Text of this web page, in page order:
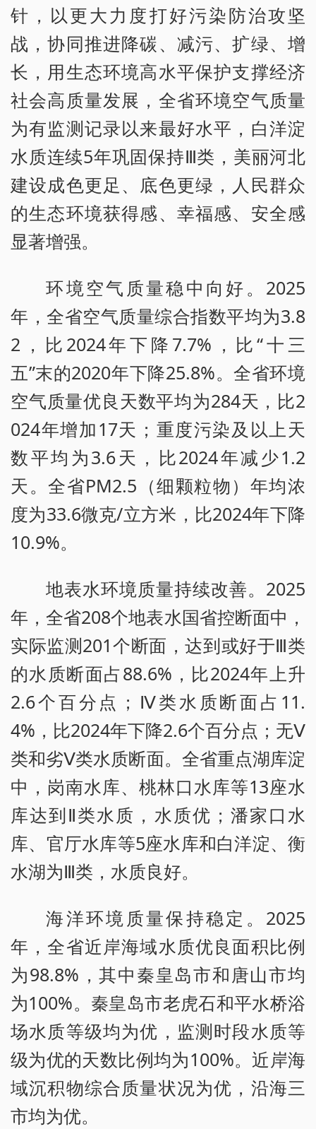
针，以更大力度打好污染防治攻坚
战，协同推进降碳、减污、扩绿、增
长，用生态环境高水平保护支撑经济
社会高质量发展，全省环境空气质量
为有监测记录以来最好水平，白洋淀
水质连续5年巩固保持Ⅲ类，美丽河北
建设成色更足、底色更绿，人民群众
的生态环境获得感、幸福感、安全感
显著增强。
环境空气质量稳中向好。2025
年，全省空气质量综合指数平均为3.8
2，比2024年下降7.7%，比“十三
五”末的2020年下降25.8%。全省环境
空气质量优良天数平均为284天，比2
024年增加17天；重度污染及以上天
数平均为3.6天，比2024年减少1.2
天。全省PM2.5（细颗粒物）年均浓
度为33.6微克/立方米，比2024年下降
10.9%。
地表水环境质量持续改善。2025
年，全省208个地表水国省控断面中，
实际监测201个断面，达到或好于Ⅲ类
的水质断面占88.6%，比2024年上升
2.6个百分点；Ⅳ类水质断面占11.
4%，比2024年下降2.6个百分点；无Ⅴ
类和劣Ⅴ类水质断面。全省重点湖库淀
中，岗南水库、桃林口水库等13座水
库达到Ⅱ类水质，水质优；潘家口水
库、官厅水库等5座水库和白洋淀、衡
水湖为Ⅲ类，水质良好。
海洋环境质量保持稳定。2025
年，全省近岸海域水质优良面积比例
为98.8%，其中秦皇岛市和唐山市均
为100%。秦皇岛市老虎石和平水桥浴
场水质等级均为优，监测时段水质等
级为优的天数比例均为100%。近岸海
域沉积物综合质量状况为优，沿海三
市均为优。